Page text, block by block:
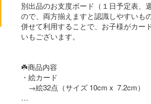
別出品のお支度ボード（１日予定表、
ので、両方揃えますと認識しやすいも
併せて利用することで、お子様がカー
いもございます。
☘️商品内容
・絵カード
→絵32点（サイズ 10cm x  7.2cm）